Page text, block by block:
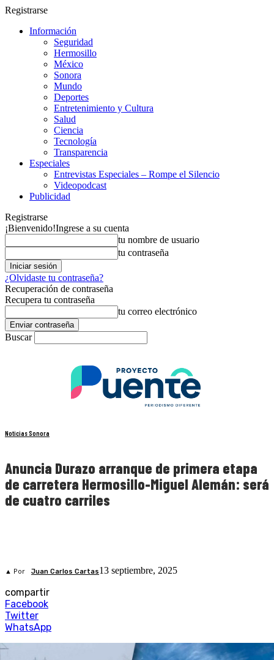
Registrarse
Información
Seguridad
Hermosillo
México
Sonora
Mundo
Deportes
Entretenimiento y Cultura
Salud
Ciencia
Tecnología
Transparencia
Especiales
Entrevistas Especiales – Rompe el Silencio
Videopodcast
Publicidad
Registrarse
¡Bienvenido!Ingrese a su cuenta
tu nombre de usuario
tu contraseña
¿Olvidaste tu contraseña?
Recuperación de contraseña
Recupera tu contraseña
tu correo electrónico
Buscar
Noticias Sonora
Anuncia Durazo arranque de primera etapa
de carretera Hermosillo-Miguel Alemán: será
de cuatro carriles
▲ Por Juan Carlos Cartas13 septiembre, 2025
compartir
Facebook
Twitter
WhatsApp